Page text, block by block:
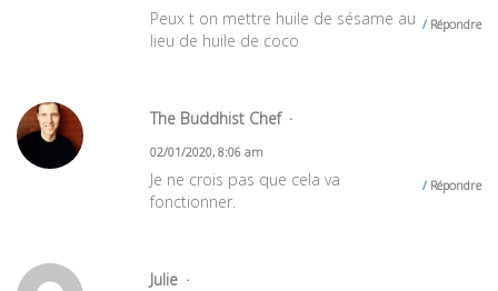
Répondre
Peux t on mettre huile de sésame au
lieu de huile de coco
The Buddhist Chef
02/01/2020, 8:06 am
Répondre
Je ne crois pas que cela va
fonctionner.
Julie